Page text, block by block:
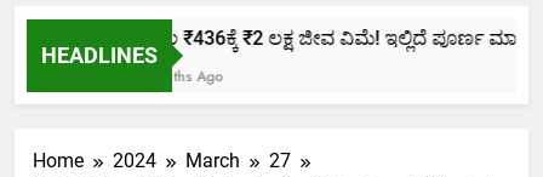
HEADLINES
ಕೇವಲ ₹436ಕ್ಕೆ ₹2 ಲಕ್ಷ ಜೀವ ವಿಮೆ! ಇಲ್ಲಿದೆ ಪೂರ್ಣ ಮಾಹಿತಿ.
2 Months Ago
Home 2024 March
27